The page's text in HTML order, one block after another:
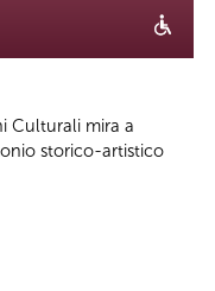
Culturali mira a
storico-artistico